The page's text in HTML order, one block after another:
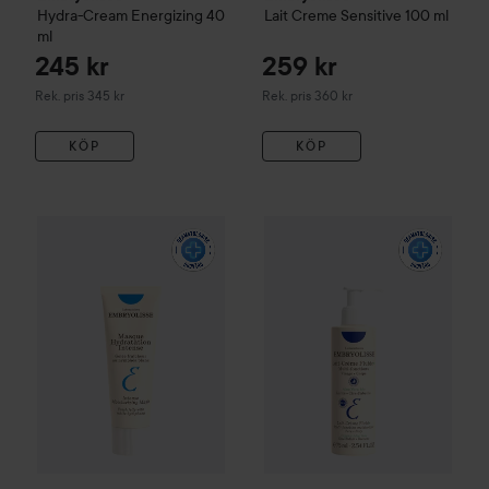
Hydra-Cream Energizing 40
ml
245 kr
Rek. pris 345 kr
Rekommenderat pris 345 kr
KÖP
Lait Creme Sensitive 100 ml
259 kr
Rek. pris 360 kr
Rekommenderat pris 360 kr
KÖP
Intense Moisturizing Mask Rekommenderat pris 270 kr
Lait-Crème